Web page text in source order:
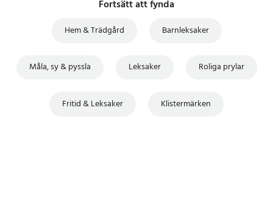
Fortsätt att fynda
Hem & Trädgård Barnleksaker
Måla, sy & pyssla Leksaker Roliga prylar
Fritid & Leksaker Klistermärken